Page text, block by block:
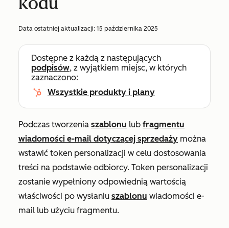
Data ostatniej aktualizacji: 15 października 2025
Dostępne z każdą z następujących
podpisów, z wyjątkiem miejsc, w których
zaznaczono:
Wszystkie produkty i plany
Podczas tworzenia szablonu lub fragmentu
wiadomości e-mail dotyczącej sprzedaży można
wstawić token personalizacji w celu dostosowania
treści na podstawie odbiorcy. Token personalizacji
zostanie wypełniony odpowiednią wartością
właściwości po wysłaniu szablonu wiadomości e-
mail lub użyciu fragmentu.